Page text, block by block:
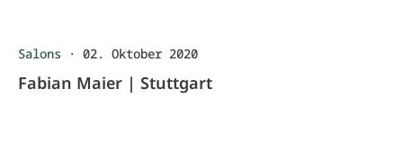
Salons · 02. Oktober 2020
Fabian Maier | Stuttgart